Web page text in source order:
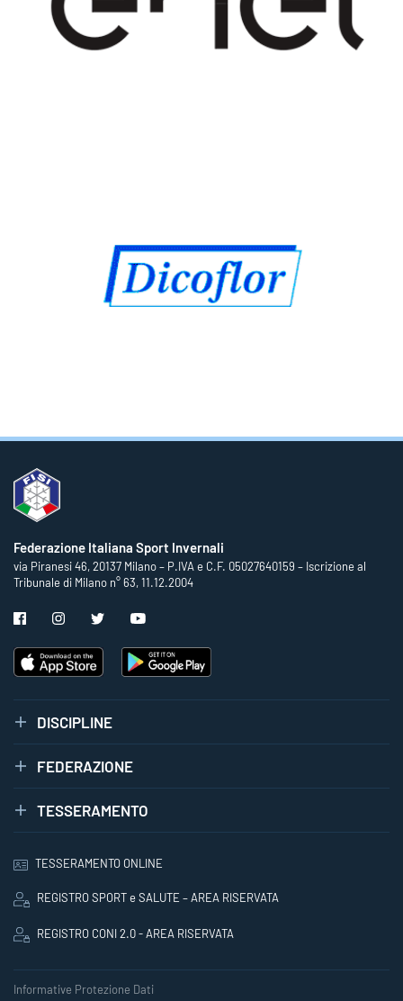
Federazione Italiana Sport Invernali
via Piranesi 46, 20137 Milano – P.IVA e C.F. 05027640159 – Iscrizione al
Tribunale di Milano n° 63, 11.12.2004
DISCIPLINE
FEDERAZIONE
TESSERAMENTO
TESSERAMENTO ONLINE
REGISTRO SPORT e SALUTE – AREA RISERVATA
REGISTRO CONI 2.0 - AREA RISERVATA
Informative Protezione Dati